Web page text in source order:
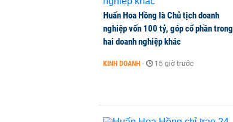
Huấn Hoa Hồng là Chủ tịch doanh
nghiệp vốn 100 tỷ, góp cổ phần trong
hai doanh nghiệp khác
KINH DOANH - 15 giờ trước